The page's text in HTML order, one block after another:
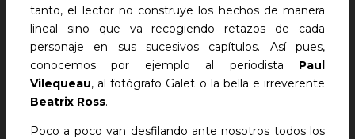
tanto, el lector no construye los hechos de manera
lineal sino que va recogiendo retazos de cada
personaje en sus sucesivos capítulos. Así pues,
conocemos por ejemplo al periodista Paul
Vilequeau, al fotógrafo Galet o la bella e irreverente
Beatrix Ross.
Poco a poco van desfilando ante nosotros todos los